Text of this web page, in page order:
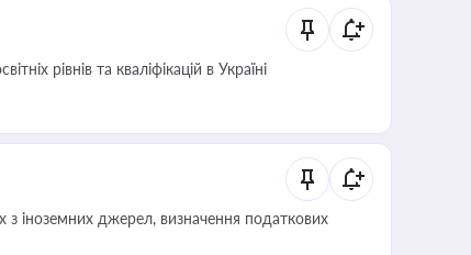
рівнів та кваліфікацій в Україні
з іноземних джерел, визначення податкових